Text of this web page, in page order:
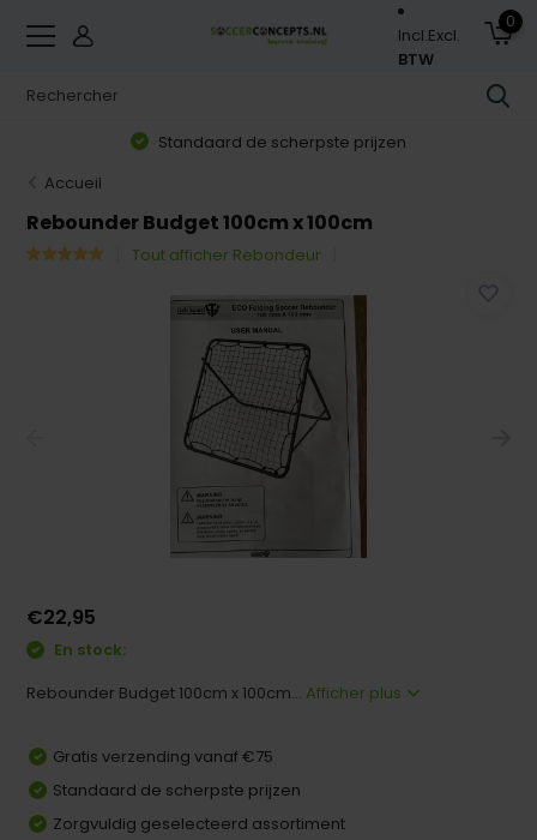
Incl.Excl.
BTW
0
Standaard de scherpste prijzen
Accueil
Rebounder Budget 100cm x 100cm
Tout afficher Rebondeur
€22,95
En stock:
Rebounder Budget 100cm x 100cm... Afficher plus
Gratis verzending vanaf €75
Standaard de scherpste prijzen
Zorgvuldig geselecteerd assortiment